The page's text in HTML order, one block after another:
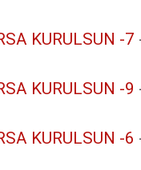
KURULSUN -7
KURULSUN -9
KURULSUN -6